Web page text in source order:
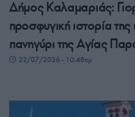
Δήμος Καλαμαριάς:
προσφυγική ιστορία
πανηγύρι της Αγίας
22/07/2026 - 10:48πμ